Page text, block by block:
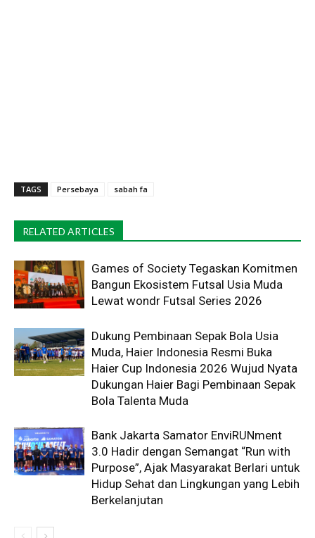
TAGS Persebaya sabah fa
RELATED ARTICLES
Games of Society Tegaskan Komitmen
Bangun Ekosistem Futsal Usia Muda
Lewat wondr Futsal Series 2026 ​
Dukung Pembinaan Sepak Bola Usia
Muda, Haier Indonesia Resmi Buka
Haier Cup Indonesia 2026 Wujud Nyata
Dukungan Haier Bagi Pembinaan Sepak
Bola Talenta Muda
Bank Jakarta Samator EnviRUNment
3.0 Hadir dengan Semangat “Run with
Purpose”, Ajak Masyarakat Berlari untuk
Hidup Sehat dan Lingkungan yang Lebih
Berkelanjutan